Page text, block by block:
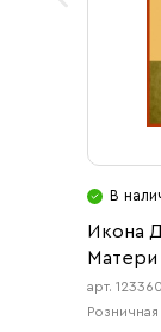
В
Икона
Матери
арт. 123360
Розничная